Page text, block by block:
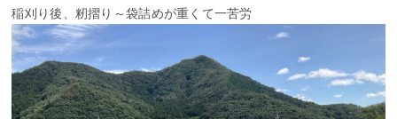
稲刈り後、籾摺り～袋詰めが重くて一苦労